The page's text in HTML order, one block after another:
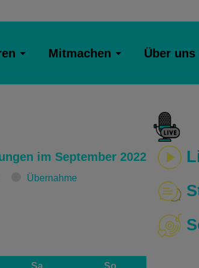
Mitmachen Über uns
im September 2022
Übernahme